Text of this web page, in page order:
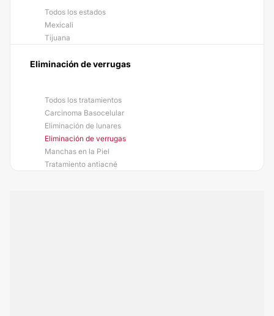
Todos los estados
Mexicali
Tijuana
Eliminación de verrugas
Todos los tratamientos
Carcinoma Basocelular
Eliminación de lunares
Eliminación de verrugas
Manchas en la Piel
Tratamiento antiacné